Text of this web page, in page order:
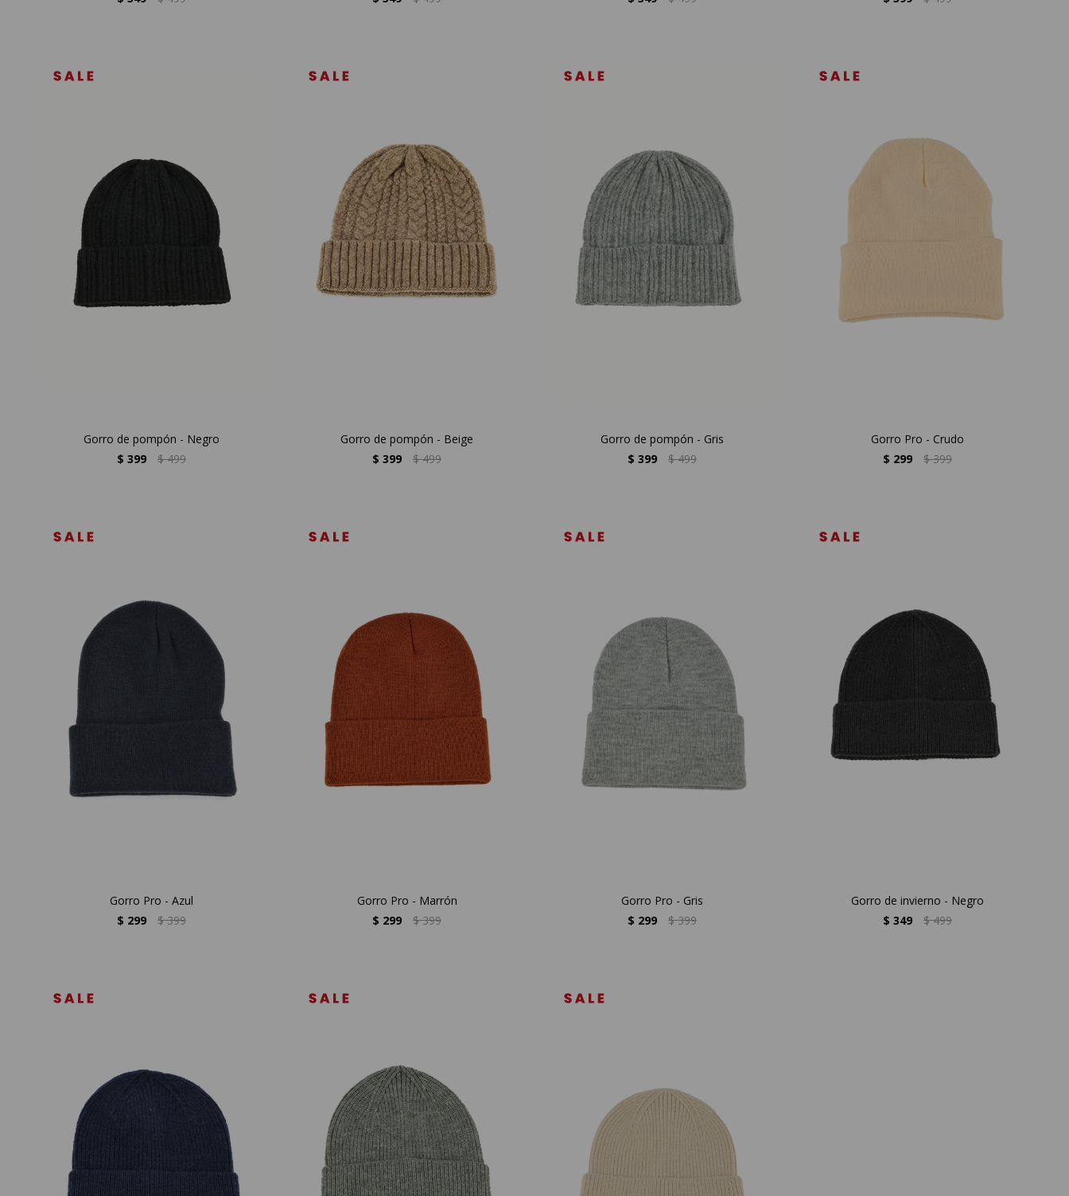
Gorro de pompón - Negro
$ 399 $ 499
Gorro de pompón - Beige
$ 399 $ 499
Gorro de pompón - Gris
$ 399 $ 499
Gorro Pro - Crudo
$ 299 $ 399
Gorro Pro - Azul
$ 299 $ 399
Gorro Pro - Marrón
$ 299 $ 399
Gorro Pro - Gris
$ 299 $ 399
Gorro de invierno - Negro
$ 349 $ 499